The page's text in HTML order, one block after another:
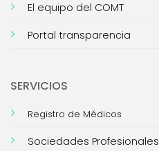
El equipo del COMT
Portal transparencia
SERVICIOS
Registro de Médicos
Sociedades Profesionales